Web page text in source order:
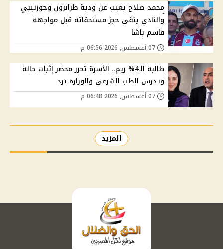
محمد صلاح يغيب عن ودية طرابزون وجوزتيبي
والنادي ينفي حجز مستحقاته قبل مواجهة
قاسم باشا
طالبة الـ4% ريم.. الأسرة تحرر محضر إثبات حالة
وتدرس الطب الشرعي والوزارة ترد
المزيد